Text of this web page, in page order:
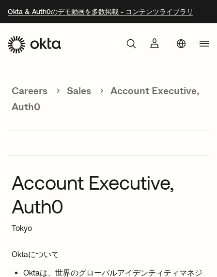
Okta & Auth0のデモ動画を多数掲載 - コンテンツライブラリ
Oktaを選ぶ理由
Careers Sales
Account Executive,
Auth0
Account Executive,
Auth0
Tokyo
Oktaについて
Oktaは、世界のグローバルアイデンティティマネジ